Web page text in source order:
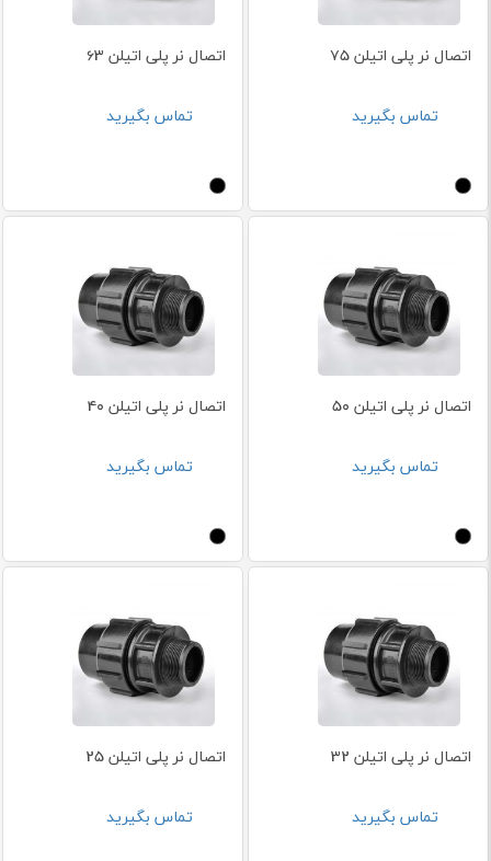
اتصال نر پلی اتیلن 75
تماس بگیرید
اتصال نر پلی اتیلن 63
تماس بگیرید
اتصال نر پلی اتیلن 50
تماس بگیرید
اتصال نر پلی اتیلن 40
تماس بگیرید
اتصال نر پلی اتیلن 32
تماس بگیرید
اتصال نر پلی اتیلن 25
تماس بگیرید